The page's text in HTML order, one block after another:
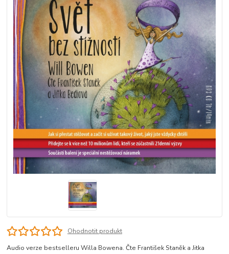
Ohodnotit produkt
Audio verze bestselleru Willa Bowena. Čte František Staněk a Jitka